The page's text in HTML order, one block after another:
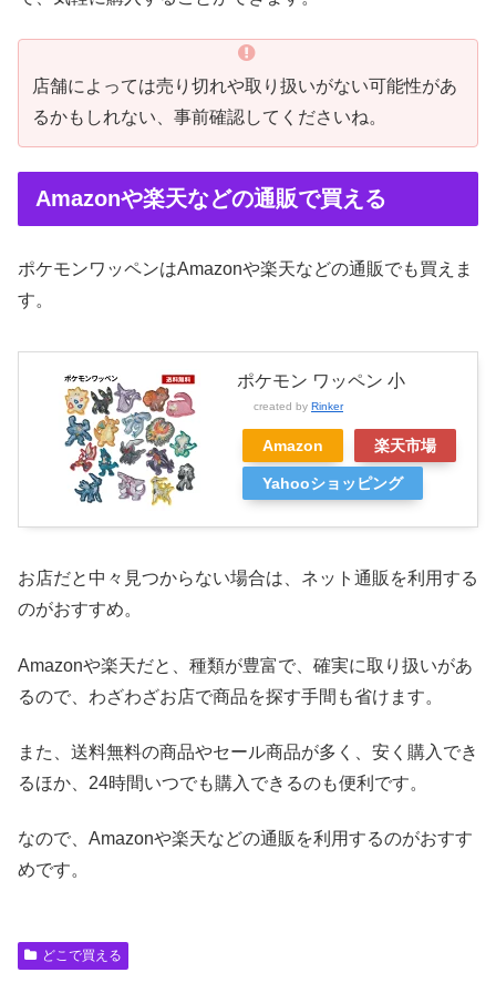
店舗によっては売り切れや取り扱いがない可能性があ
るかもしれない、事前確認してくださいね。
Amazonや楽天などの通販で買える
ポケモンワッペンはAmazonや楽天などの通販でも買えま
す。
ポケモン ワッペン 小
created by Rinker
Amazon 楽天市場
Yahooショッピング
お店だと中々見つからない場合は、ネット通販を利用する
のがおすすめ。
Amazonや楽天だと、種類が豊富で、確実に取り扱いがあ
るので、わざわざお店で商品を探す手間も省けます。
また、送料無料の商品やセール商品が多く、安く購入でき
るほか、24時間いつでも購入できるのも便利です。
なので、Amazonや楽天などの通販を利用するのがおすす
めです。
どこで買える